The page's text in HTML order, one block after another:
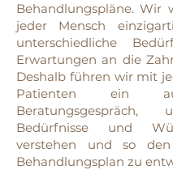
Behandlungspläne. Wir
jeder Mensch
unterschiedliche
Erwartungen an die
Deshalb führen wir mit
Patienten ein
Bedürfnisse und
verstehen und so
Behandlungsplan zu